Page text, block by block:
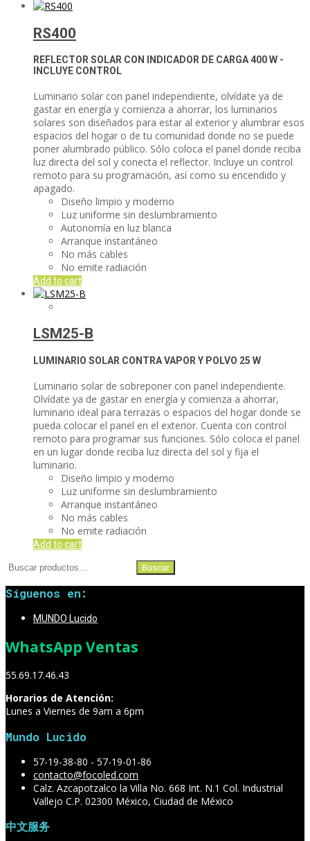
RS400
REFLECTOR SOLAR CON INDICADOR DE CARGA400 W -
INCLUYE CONTROL
Luminario solar con panel independiente, olvídate ya de
gastar en energía y comienza a ahorrar, los luminarios
solares son diseñados para estar al exterior y alumbrar esos
espacios del hogar o de tu comunidad donde no se puede
poner alumbrado público. Sólo coloca el panel donde reciba
luz directa del sol y conecta el reflector. Incluye un control
remoto para su programación, así como su encendido y
apagado.
Diseño limpio y moderno
Luz uniforme sin deslumbramiento
Autonomía en luz blanca
Arranque instantáneo
No más cables
No emite radiación
Add to cart
LSM25-B
LUMINARIO SOLAR CONTRA VAPOR Y POLVO 25 W
Luminario solar de sobreponer con panel independiente.
Olvídate ya de gastar en energía y comienza a ahorrar,
luminario ideal para terrazas o espacios del hogar donde se
pueda colocar el panel en el exterior. Cuenta con control
remoto para programar sus funciones. Sólo coloca el panel
en un lugar donde reciba luz directa del sol y fija el
luminario.
Diseño limpio y moderno
Luz uniforme sin deslumbramiento
Arranque instantáneo
No más cables
No emite radiación
Add to cart
Buscar
Buscar
Síguenos en:
MUNDO Lucido
WhatsApp Ventas
55.69.17.46.43
Horarios de Atención:
Lunes a Viernes de 9am a 6pm
Mundo Lucido
57-19-38-80 - 57-19-01-86
contacto@focoled.com
Calz. Azcapotzalco la Villa No. 668 Int. N.1 Col. Industrial
Vallejo C.P. 02300 México, Ciudad de México
中文服务